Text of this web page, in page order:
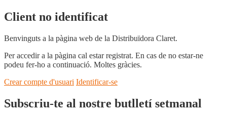
Client no identificat
Benvinguts a la pàgina web de la Distribuïdora Claret.
Per accedir a la pàgina cal estar registrat. En cas de no estar-ne
podeu fer-ho a continuació. Moltes gràcies.
Crear compte d'usuari Identificar-se
Subscriu-te al nostre butlletí setmanal